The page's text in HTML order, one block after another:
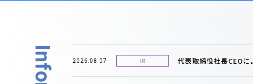
2026.08.07 IR 代表取締役社長CEO